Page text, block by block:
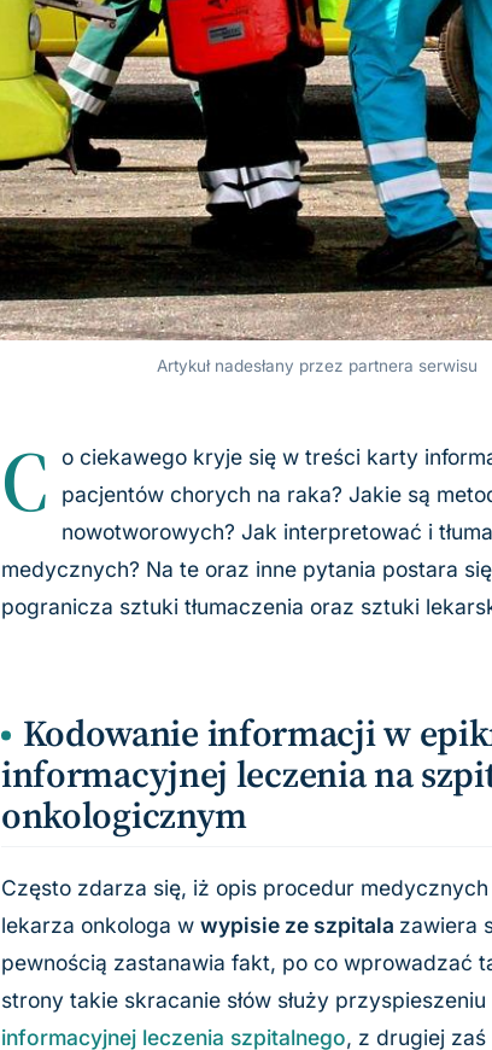
Artykuł nadesłany przez partnera serwisu
C
o ciekawego kryje się w treści karty
pacjentów chorych na raka? Jakie są
nowotworowych? Jak interpretować i
medycznych? Na te oraz inne pytania postara
pogranicza sztuki tłumaczenia oraz sztuki
Kodowanie informacji w
informacyjnej leczenia na
onkologicznym
Często zdarza się, iż opis procedur
lekarza onkologa w wypisie ze szpitala zawiera
pewnością zastanawia fakt, po co wprowadzać
strony takie skracanie słów służy
informacyjnej leczenia szpitalnego, z drugiej